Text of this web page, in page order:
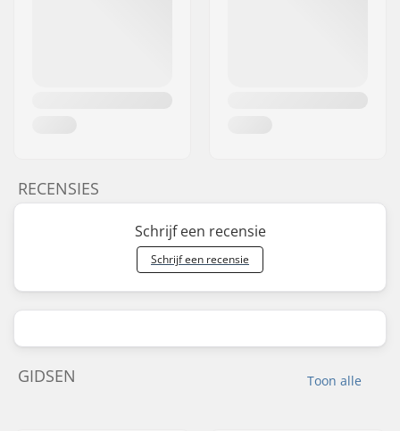
RECENSIES
Schrijf een recensie
Schrijf een recensie
Toon alle
GIDSEN